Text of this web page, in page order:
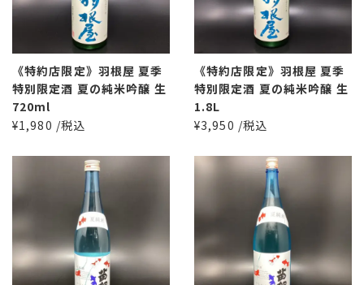
《特約店限定》羽根屋 夏季
特別限定酒 夏の純米吟醸 生
720ml
¥1,980 /税込
《特約店限定》羽根屋 夏季
特別限定酒 夏の純米吟醸 生
1.8L
¥3,950 /税込